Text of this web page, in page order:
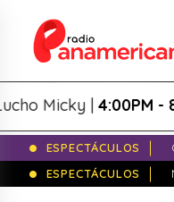
Micky |4:00PM -
ESPECTÁCULOS
ESPECTÁCULOS